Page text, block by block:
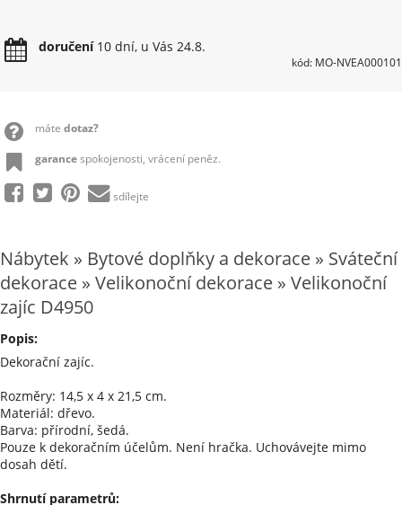
doručení10 dní, u Vás 24.8.
kód: MO-NVEA000101
máte dotaz?
garancespokojenosti, vrácení peněz.
sdílejte
Nábytek » Bytové doplňky a dekorace » Sváteční
dekorace » Velikonoční dekorace » Velikonoční
zajíc D4950
Popis:
Dekorační zajíc.
Rozměry: 14,5 x 4 x 21,5 cm.
Materiál: dřevo.
Barva: přírodní, šedá.
Pouze k dekoračním účelům. Není hračka. Uchovávejte mimo
dosah dětí.
Shrnutí parametrů: